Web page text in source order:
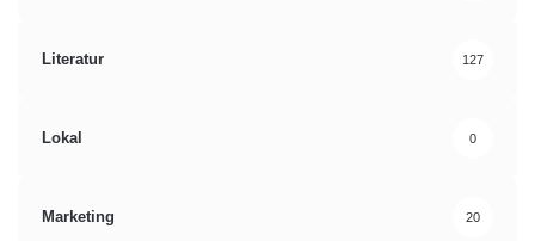
Literatur 127
Lokal 0
Marketing 20